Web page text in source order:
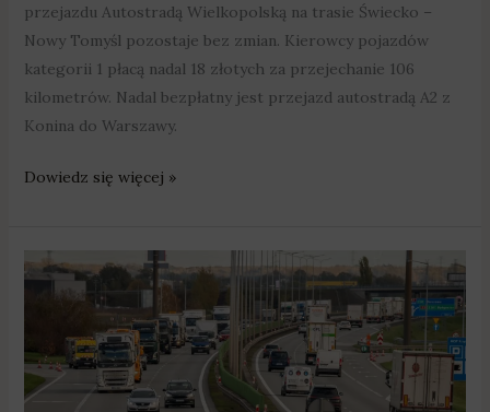
przejazdu Autostradą Wielkopolską na trasie Świecko –
Nowy Tomyśl pozostaje bez zmian. Kierowcy pojazdów
kategorii 1 płacą nadal 18 złotych za przejechanie 106
kilometrów. Nadal bezpłatny jest przejazd autostradą A2 z
Konina do Warszawy.
Dowiedz się więcej »
Będzie
trzeci
na
A2